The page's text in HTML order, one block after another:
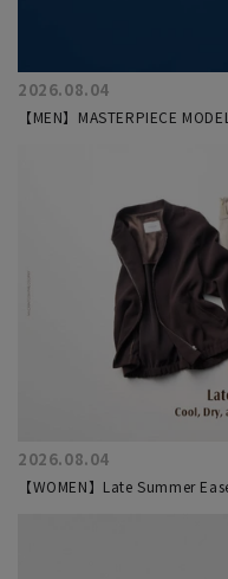
2026.08.04
【MEN】MASTERPIECE
2026.08.04
【WOMEN】Late Summer